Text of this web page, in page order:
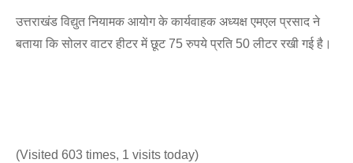
उत्तराखंड विद्युत नियामक आयोग के कार्यवाहक अध्यक्ष एमएल प्रसाद ने
बताया कि सोलर वाटर हीटर में छूट 75 रुपये प्रति 50 लीटर रखी गई है।
(Visited 603 times, 1 visits today)